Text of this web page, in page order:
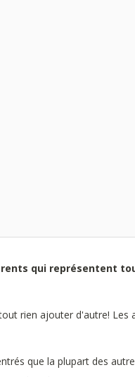
qui représentent
rien ajouter d'autre! Les
que la plupart des